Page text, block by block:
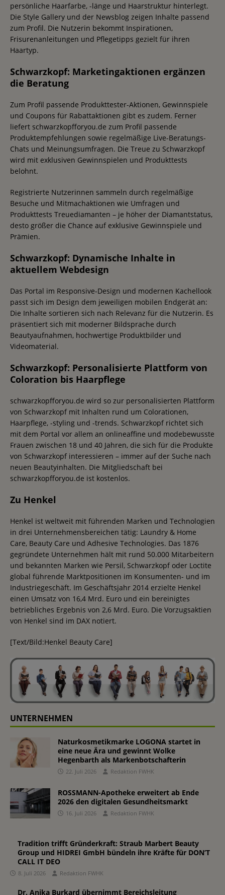
persönliche Haarfarbe, -länge und Haarstruktur hinterlegt.
Die Style Gallery und der Newsblog zeigen Inhalte passend
zum Profil. Die Nutzerin bekommt Inspirationen,
Frisurenanleitungen und Pflegetipps gezielt für ihren
Haartyp.
Schwarzkopf: Marketingaktionen ergänzen
die Beratung
Zum Profil passende Produkttester-Aktionen, Gewinnspiele
und Coupons für Rabattaktionen gibt es zudem. Ferner
liefert schwarzkopfforyou.de zum Profil passende
Produktempfehlungen sowie regelmäßige Live-Beratungs-
Chats und Meinungsumfragen. Die Treue zu Schwarzkopf
wird mit exklusiven Gewinnspielen und Produkttests
belohnt.
Registrierte Nutzerinnen sammeln durch regelmäßige
Besuche und Mitmachaktionen wie Umfragen und
Produkttests Treuediamanten – je höher der Diamantstatus,
desto größer die Chance auf exklusive Gewinnspiele und
Prämien.
Schwarzkopf: Dynamische Inhalte in
aktuellem Webdesign
Das Portal im Responsive-Design und modernen Kachellook
passt sich im Design dem jeweiligen mobilen Endgerät an:
Die Inhalte sortieren sich nach Relevanz für die Nutzerin. Es
präsentiert sich mit moderner Bildsprache durch
Beautyaufnahmen, hochwertige Produktbilder und
Videomaterial.
Schwarzkopf: Personalisierte Plattform von
Coloration bis Haarpflege
schwarzkopfforyou.de wird so zur personalisierten Plattform
von Schwarzkopf mit Inhalten rund um Colorationen,
Haarpflege, -styling und -trends. Schwarzkopf richtet sich
mit dem Portal vor allem an onlineaffine und modebewusste
Frauen zwischen 18 und 40 Jahren, die sich für die Produkte
von Schwarzkopf interessieren – immer auf der Suche nach
neuen Beautyinhalten. Die Mitgliedschaft bei
schwarzkopfforyou.de ist kostenlos.
Zu Henkel
Henkel ist weltweit mit führenden Marken und Technologien
in drei Unternehmensbereichen tätig: Laundry & Home
Care, Beauty Care und Adhesive Technologies. Das 1876
gegründete Unternehmen hält mit rund 50.000 Mitarbeitern
und bekannten Marken wie Persil, Schwarzkopf oder Loctite
global führende Marktpositionen im Konsumenten- und im
Industriegeschäft. Im Geschäftsjahr 2014 erzielte Henkel
einen Umsatz von 16,4 Mrd. Euro und ein bereinigtes
betriebliches Ergebnis von 2,6 Mrd. Euro. Die Vorzugsaktien
von Henkel sind im DAX notiert.
[Text/Bild:Henkel Beauty Care]
UNTERNEHMEN
Naturkosmetikmarke LOGONA startet in
eine neue Ära und gewinnt Wolke
Hegenbarth als Markenbotschafterin
22. Juli 2026 Redaktion FWHK
ROSSMANN-Apotheke erweitert ab Ende
2026 den digitalen Gesundheitsmarkt
16. Juli 2026 Redaktion FWHK
Tradition trifft Gründerkraft: Straub Marbert Beauty
Group und HIDREI GmbH bündeln ihre Kräfte für DON’T
CALL IT DEO
8. Juli 2026 Redaktion FWHK
Dr. Anika Burkard übernimmt Bereichsleitung